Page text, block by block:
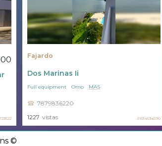
Fajardo
Dos Marinas Ii
7879836220
Full equipment Omo MAS
1227 vistas PR14534590
©